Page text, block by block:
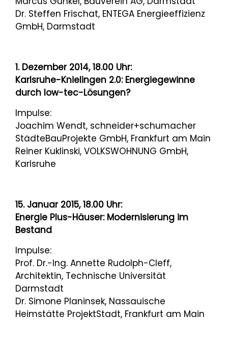
Dr. Steffen Frischat, ENTEGA Energieeffizienz
GmbH, Darmstadt
1. Dezember 2014, 18.00 Uhr:
Karlsruhe-Knielingen 2.0: Energiegewinne
durch low-tec-Lösungen?
Impulse:
Joachim Wendt, schneider+schumacher
StädteBauProjekte GmbH, Frankfurt am Main
Reiner Kuklinski, VOLKSWOHNUNG GmbH,
Karlsruhe
15. Januar 2015, 18.00 Uhr:
Energie Plus-Häuser: Modernisierung im
Bestand
Impulse:
Prof. Dr.-Ing. Annette Rudolph-Cleff,
Architektin, Technische Universität
Darmstadt
Dr. Simone Planinsek, Nassauische
Heimstätte ProjektStadt, Frankfurt am Main